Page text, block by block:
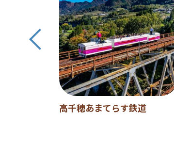
高千穂あまてらす鉄道